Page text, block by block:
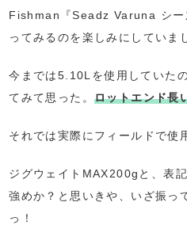
Fishman『Seadz Varuna シー
ってみるのを楽しみにしていま
今までは5.10Lを使用していた
てみて思った。ロットエンド長
それでは実際にフィールドで使
ジグウェイトMAX200gと、表
強めか？と思いきや、いざ振っ
っ！